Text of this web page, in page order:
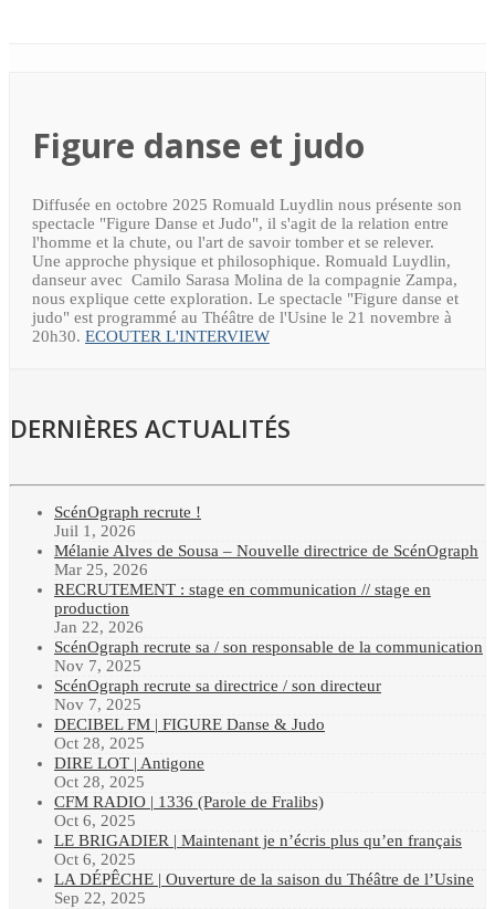
Figure danse et judo
Diffusée en octobre 2025 Romuald Luydlin nous présente son
spectacle "Figure Danse et Judo", il s'agit de la relation entre
l'homme et la chute, ou l'art de savoir tomber et se relever.
Une approche physique et philosophique. Romuald Luydlin,
danseur avec Camilo Sarasa Molina de la compagnie Zampa,
nous explique cette exploration. Le spectacle "Figure danse et
judo" est programmé au Théâtre de l'Usine le 21 novembre à
20h30. ECOUTER L'INTERVIEW
DERNIÈRES ACTUALITÉS
ScénOgraph recrute !
Juil 1, 2026
Mélanie Alves de Sousa – Nouvelle directrice de ScénOgraph
Mar 25, 2026
RECRUTEMENT : stage en communication // stage en
production
Jan 22, 2026
ScénOgraph recrute sa / son responsable de la communication
Nov 7, 2025
ScénOgraph recrute sa directrice / son directeur
Nov 7, 2025
DECIBEL FM | FIGURE Danse & Judo
Oct 28, 2025
DIRE LOT | Antigone
Oct 28, 2025
CFM RADIO | 1336 (Parole de Fralibs)
Oct 6, 2025
LE BRIGADIER | Maintenant je n’écris plus qu’en français
Oct 6, 2025
LA DÉPÊCHE | Ouverture de la saison du Théâtre de l’Usine
Sep 22, 2025